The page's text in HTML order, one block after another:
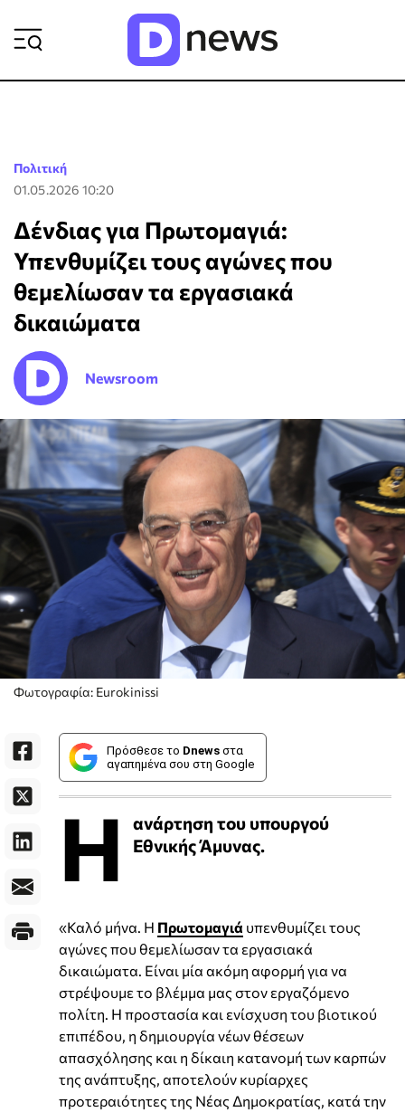
Πολιτική
01.05.2026 10:20
Δένδιας για Πρωτομαγιά:
Υπενθυμίζει τους αγώνες που
θεμελίωσαν τα εργασιακά
δικαιώματα
Newsroom
Φωτογραφία: Eurokinissi
Πρόσθεσε το Dnews στα
αγαπημένα σου στη Google
Η
ανάρτηση του υπουργού
Εθνικής Άμυνας.
«Καλό μήνα. Η Πρωτομαγιά υπενθυμίζει τους
αγώνες που θεμελίωσαν τα εργασιακά
δικαιώματα. Είναι μία ακόμη αφορμή για να
στρέψουμε το βλέμμα μας στον εργαζόμενο
πολίτη. Η προστασία και ενίσχυση του βιοτικού
επιπέδου, η δημιουργία νέων θέσεων
απασχόλησης και η δίκαιη κατανομή των καρπών
της ανάπτυξης, αποτελούν κυρίαρχες
προτεραιότητες της Νέας Δημοκρατίας, κατά την